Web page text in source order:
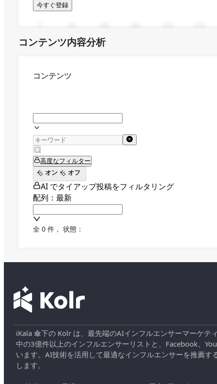
今すぐ登録
コンテンツ内容分析
コンテンツ
高度なフィルター
オン
オフ
AI でタイアップ投稿をフィルタリング
配列：最新
全 0 件 ， 状態：
iKala 傘下の Kolr は、最先端のAIインフルエンサーマーケ
中の3億件以上のインフルエンサーリストと、Facebook、
います。AI技術を活用して最適なインフルエンサーを推薦
します。